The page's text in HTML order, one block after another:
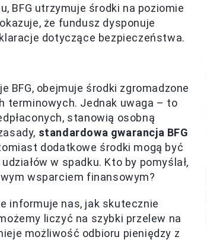
BFG utrzymuje środki na poziomie
że fundusz dysponuje
dotyczące bezpieczeństwa.
BFG, obejmuje środki zgromadzone
terminowych. Jednak uwaga – to
stanowią osobną
standardowa gwarancja BFG
dodatkowe środki mogą być
w spadku. Kto by pomyślał,
wsparciem finansowym?
informuje nas, jak skutecznie
liczyć na szybki przelew na
możliwość odbioru pieniędzy z